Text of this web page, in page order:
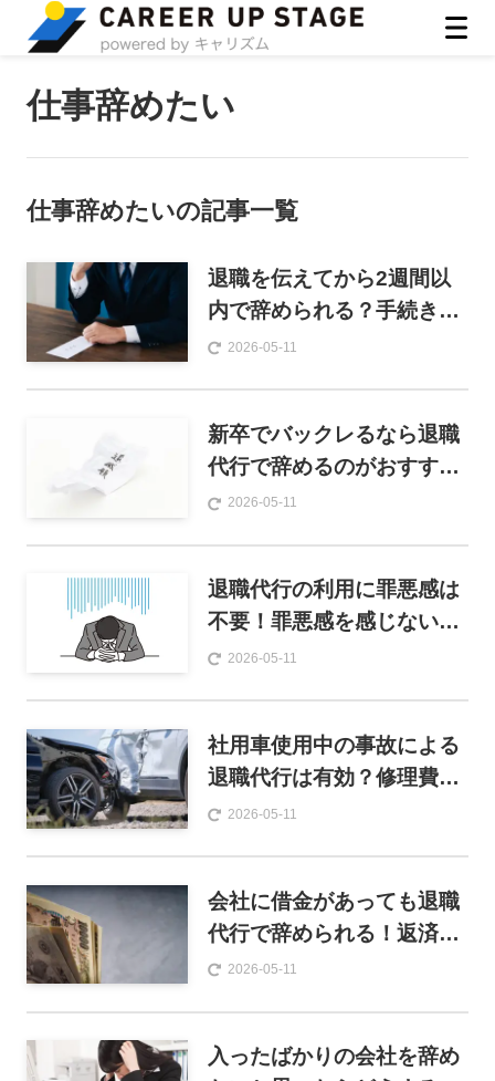
仕事辞めたい
仕事辞めたいの記事一覧
退職を伝えてから2週間以
内で辞められる？手続き方
法や注意点を解説
2026-05-11
新卒でバックレるなら退職
代行で辞めるのがおすす
め！バックレると起きる問
2026-05-11
退職代行の利用に罪悪感は
不要！罪悪感を感じないた
めの対策や対処法を解説
2026-05-11
社用車使用中の事故による
退職代行は有効？修理費用
負担や返却について解説
2026-05-11
会社に借金があっても退職
代行で辞められる！返済方
法やおすすめのサービスを
2026-05-11
入ったばかりの会社を辞め